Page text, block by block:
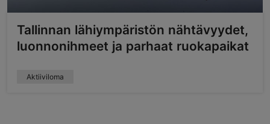
Tallinnan lähiympäristön nähtävyydet,
luonnonihmeet ja parhaat ruokapaikat
Aktiiviloma